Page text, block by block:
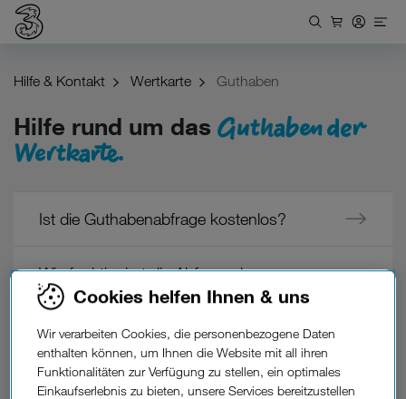
Hilfe & Kontakt Wertkarte Guthaben
Hilfe rund um das Guthaben der
Wertkarte.
Ist die Guthabenabfrage kostenlos?
Wie funktioniert die Abfrage des
Guthabens?
Wie kann ich Guthaben auf meine
Wertkarte aufladen?
Cookies helfen Ihnen & uns
Wir verarbeiten Cookies, die personenbezogene Daten
enthalten können, um Ihnen die Website mit all ihren
Funktionalitäten zur Verfügung zu stellen, ein optimales
Einkaufserlebnis zu bieten, unsere Services bereitzustellen